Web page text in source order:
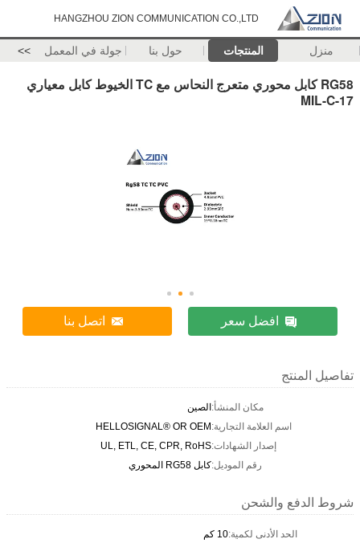
HANGZHOU ZION COMMUNICATION CO.,LTD
منزل المنتجات حول بنا جولة في المعمل >>
RG58 كابل محوري متعرج النحاس مع TC الخيوط كابل معياري
MIL-C-17
افضل سعر اتصل بنا
تفاصيل المنتج
مكان المنشأ:الصين
اسم العلامة التجارية:HELLOSIGNAL® OR OEM
إصدار الشهادات:UL, ETL, CE, CPR, RoHS
رقم الموديل:كابل RG58 المحوري
شروط الدفع والشحن
الحد الأدنى لكمية:10 كم